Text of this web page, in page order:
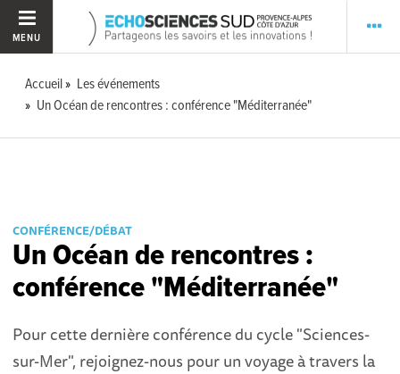
MENU
Accueil
Les événements
Un Océan de rencontres : conférence "Méditerranée"
CONFÉRENCE/DÉBAT
Un Océan de rencontres :
conférence "Méditerranée"
Pour cette dernière conférence du cycle "Sciences-
sur-Mer", rejoignez-nous pour un voyage à travers la